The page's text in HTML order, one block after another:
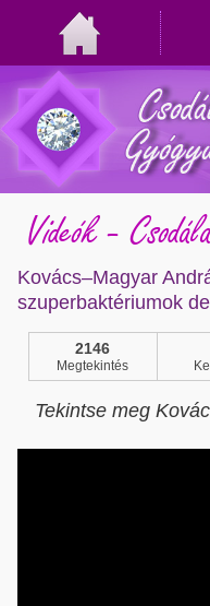
Videók -
Kovács–Magyar
szuperbaktériumok
2146
Megtekintés
Tekintse meg